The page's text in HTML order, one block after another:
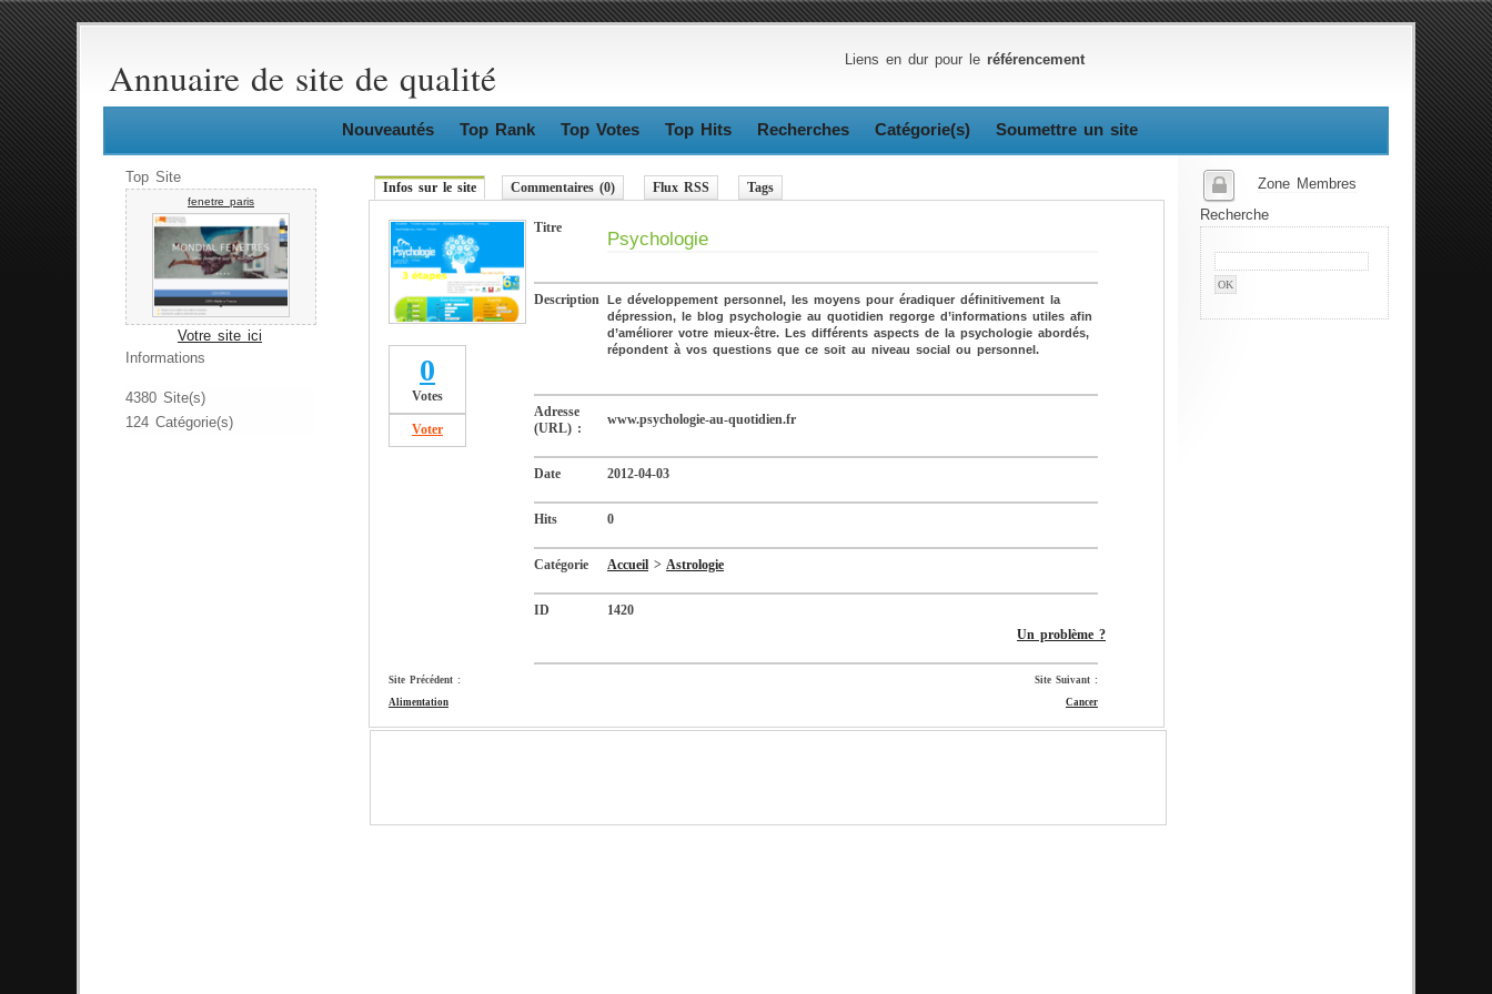
Annuaire de site de qualité Liens en dur pour le référencement
Nouveautés Top Rank Top Votes Top Hits Recherches Catégorie(s) Soumettre un site
Top Site
fenetre paris
Votre site ici
Informations
4380 Site(s)
124 Catégorie(s)
Zone Membres
Recherche
Infos sur le site Commentaires (0) Flux RSS Tags
0
Votes
Voter
Titre
Psychologie
Description Le développement personnel, les moyens pour éradiquer définitivement la
dépression, le blog psychologie au quotidien regorge d’informations utiles afin
d’améliorer votre mieux-être. Les différents aspects de la psychologie abordés,
répondent à vos questions que ce soit au niveau social ou personnel.
Adresse
(URL) :
www.psychologie-au-quotidien.fr
Date 2012-04-03
Hits 0
Catégorie Accueil > Astrologie
ID
1420
Un problème ?
Site Précédent :
Site Suivant :
Alimentation
Cancer